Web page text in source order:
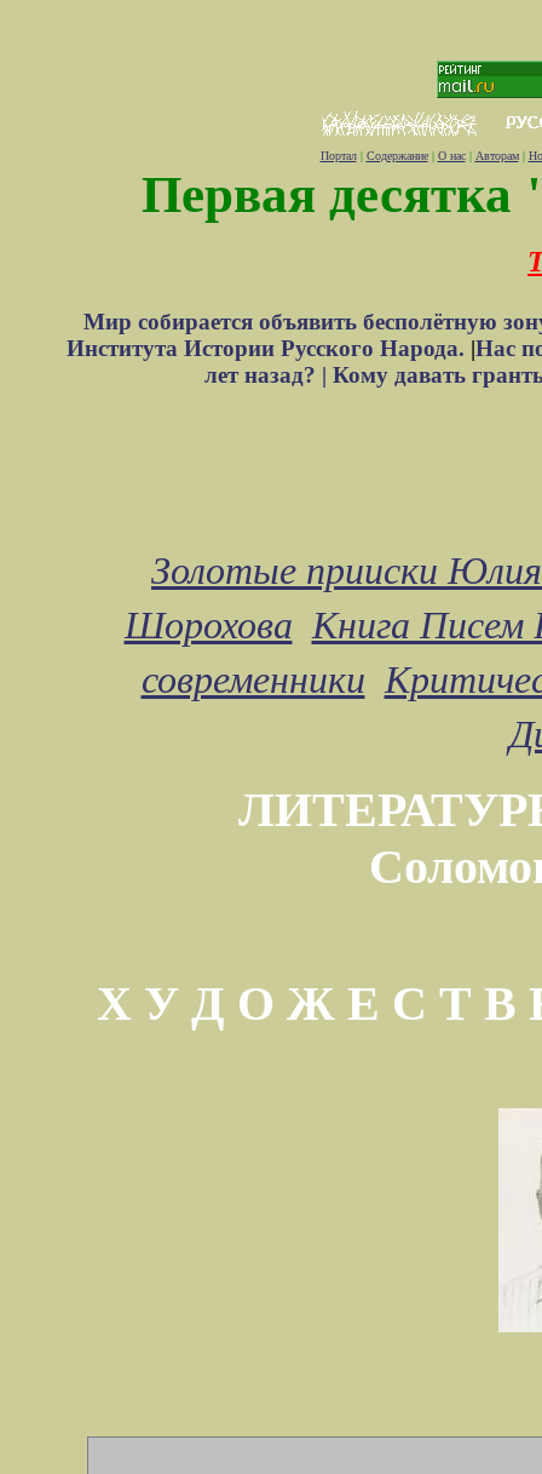
Портал| Содержание| О нас| Авторам|
Первая десятка
Мир собирается объявить бесполётную
Института Истории Русского Народа. |Нас
лет назад? | Кому давать
Золотые прииски
Шорохова Книга Писем
современники
Х У Д О Ж Е С Т